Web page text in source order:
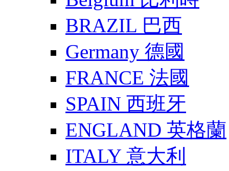
BRAZIL 巴西
Germany 德國
FRANCE 法國
SPAIN 西班牙
ENGLAND 英格蘭
ITALY 意大利